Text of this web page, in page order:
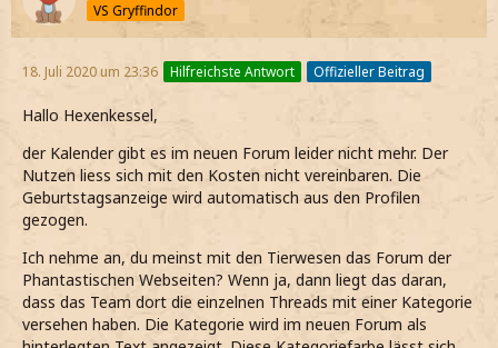
VS Gryffindor
18. Juli 2020 um 23:36 Hilfreichste Antwort Offizieller Beitrag
Hallo Hexenkessel,
der Kalender gibt es im neuen Forum leider nicht mehr. Der
Nutzen liess sich mit den Kosten nicht vereinbaren. Die
Geburtstagsanzeige wird automatisch aus den Profilen
gezogen.
Ich nehme an, du meinst mit den Tierwesen das Forum der
Phantastischen Webseiten? Wenn ja, dann liegt das daran,
dass das Team dort die einzelnen Threads mit einer Kategorie
versehen haben. Die Kategorie wird im neuen Forum als